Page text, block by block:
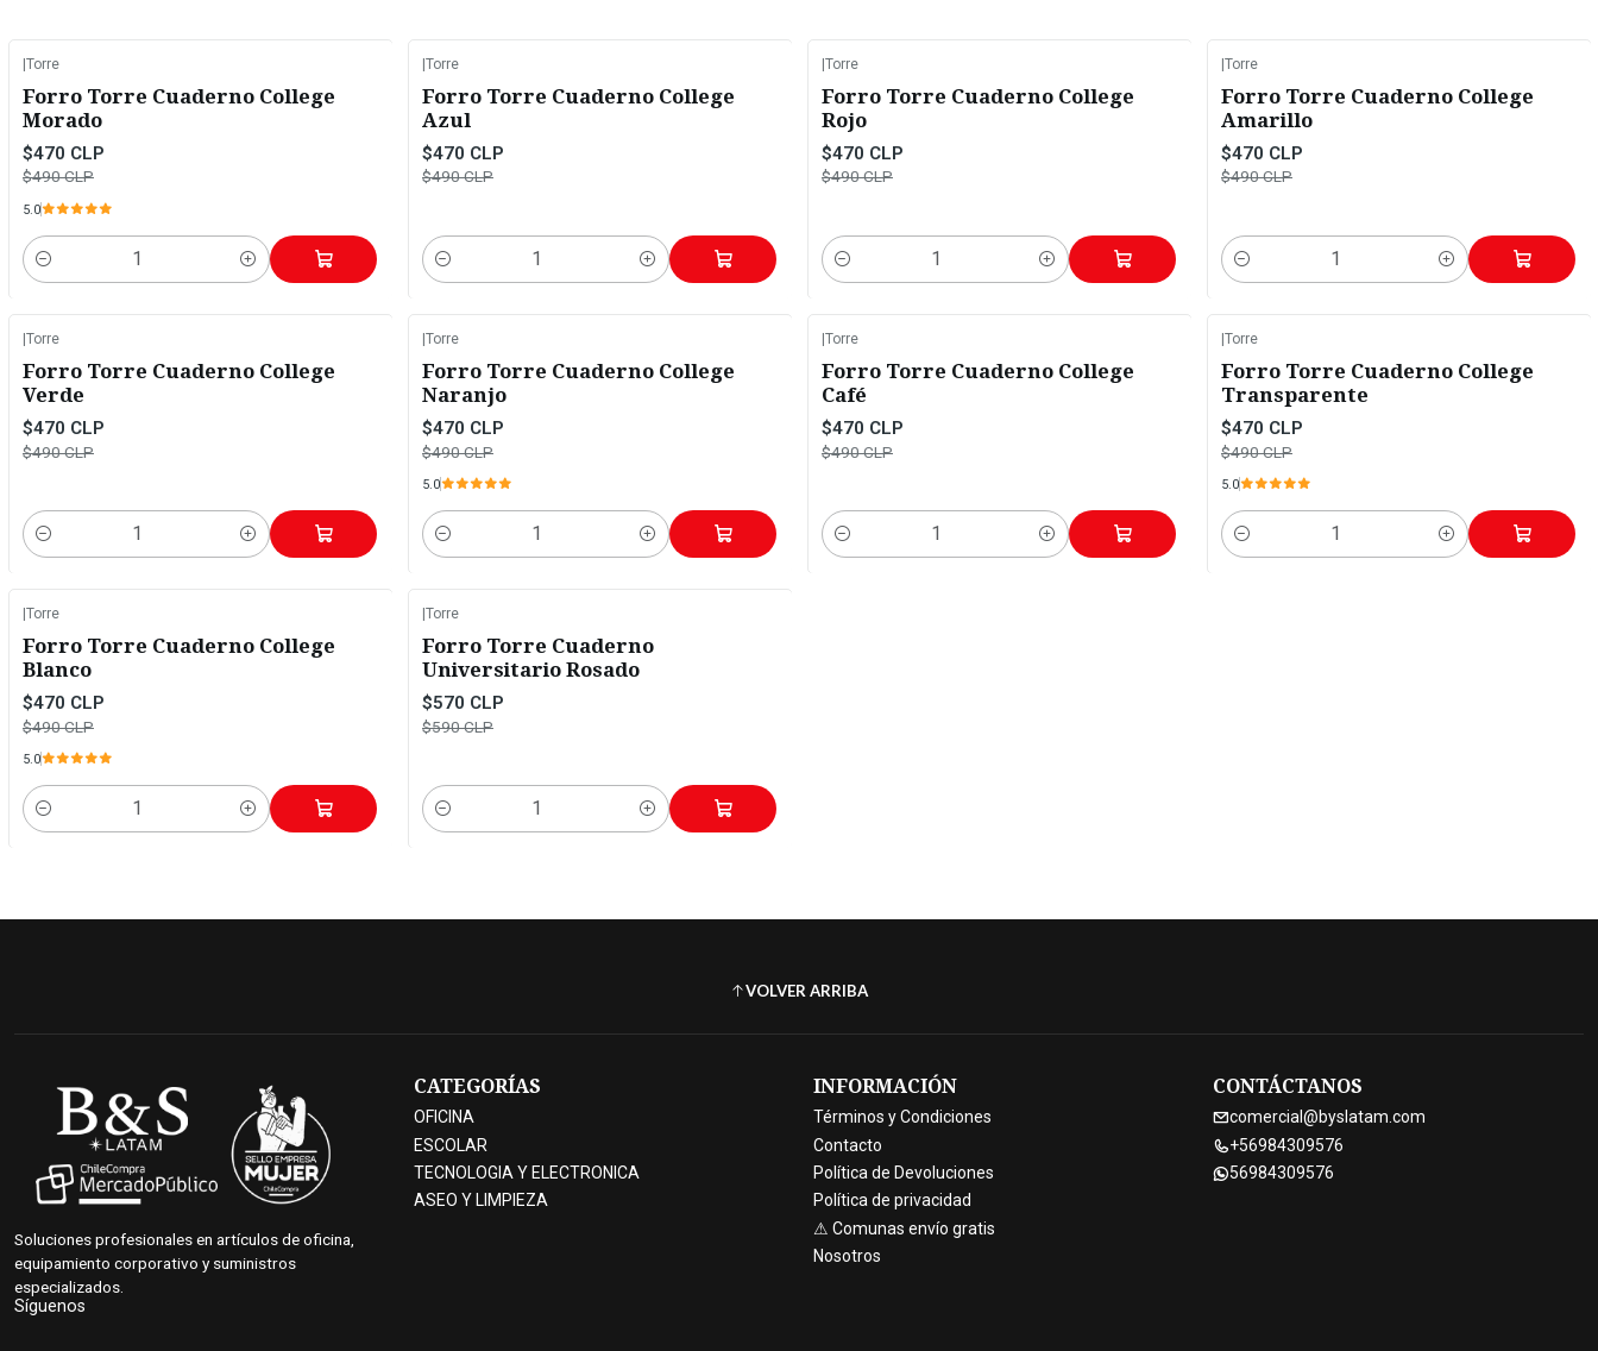
|Torre
Forro Torre Cuaderno College
Morado
$470 CLP
$490 CLP
5.0
Cantidad
|Torre
Forro Torre Cuaderno College
Azul
$470 CLP
$490 CLP
Cantidad
|Torre
Forro Torre Cuaderno College
Rojo
$470 CLP
$490 CLP
Cantidad
|Torre
Forro Torre Cuaderno College
Amarillo
$470 CLP
$490 CLP
Cantidad
|Torre
Forro Torre Cuaderno College
Verde
$470 CLP
$490 CLP
Cantidad
|Torre
Forro Torre Cuaderno College
Naranjo
$470 CLP
$490 CLP
5.0
Cantidad
|Torre
Forro Torre Cuaderno College
Café
$470 CLP
$490 CLP
Cantidad
|Torre
Forro Torre Cuaderno College
Transparente
$470 CLP
$490 CLP
5.0
Cantidad
|Torre
Forro Torre Cuaderno College
Blanco
$470 CLP
$490 CLP
5.0
Cantidad
|Torre
Forro Torre Cuaderno
Universitario Rosado
$570 CLP
$590 CLP
Cantidad
VOLVER ARRIBA
Soluciones profesionales en artículos de oficina,
equipamiento corporativo y suministros
especializados.
Síguenos
CATEGORÍAS
OFICINA
ESCOLAR
TECNOLOGIA Y ELECTRONICA
ASEO Y LIMPIEZA
INFORMACIÓN
Términos y Condiciones
Contacto
Política de Devoluciones
Política de privacidad
⚠ Comunas envío gratis
Nosotros
CONTÁCTANOS
comercial@byslatam.com
+56984309576
56984309576